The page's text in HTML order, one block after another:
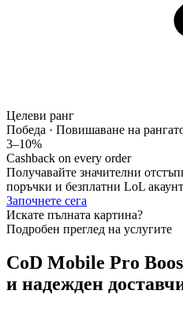
Целеви ранг
Победа · Повишаване на ранга
3–10%
Cashback on every order
Получавайте значителни
поръчки и безплатни LoL
Започнете сега
Искате пълната картина?
Подробен преглед на услугите
CoD Mobile Pro
и надежден